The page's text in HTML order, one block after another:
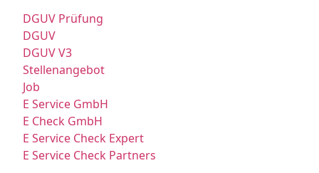
DGUV Prüfung
DGUV
DGUV V3
Stellenangebot
Job
E Service GmbH
E Check GmbH
E Service Check Expert
E Service Check Partners